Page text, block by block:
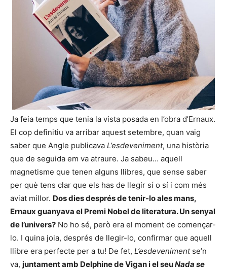
Ja feia temps que tenia la vista posada en l’obra d’Ernaux.
El cop definitiu va arribar aquest setembre, quan vaig
saber que Angle publicava L’esdeveniment, una història
que de seguida em va atraure. Ja sabeu… aquell
magnetisme que tenen alguns llibres, que sense saber
per què tens clar que els has de llegir sí o sí i com més
aviat millor. Dos dies després de tenir-lo ales mans,
Ernaux guanyava el Premi Nobel de literatura. Un senyal
de l’univers? No ho sé, però era el moment de començar-
lo. I quina joia, després de llegir-lo, confirmar que aquell
llibre era perfecte per a tu! De fet, L’esdevenimentse’n
va, juntament amb Delphine de Vigan i el seuNada se